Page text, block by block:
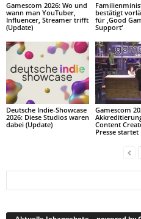
Gamescom 2026: Wo und
wann man YouTuber,
Influencer, Streamer trifft
(Update)
bestätigt
für ‚Good
Support‘
Deutsche Indie-Showcase
2026: Diese Studios waren
dabei (Update)
Gamescom
Content
Presse startet